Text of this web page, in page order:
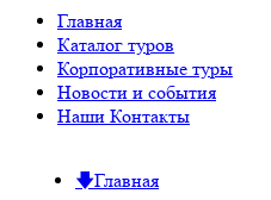
Главная
Каталог туров
Корпоративные туры
Новости и события
Наши Контакты
Главная